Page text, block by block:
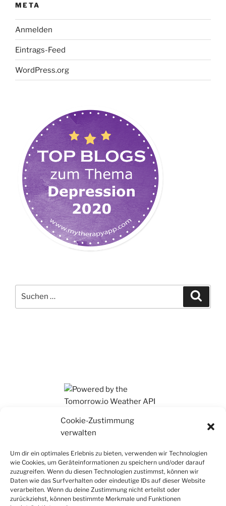
Cookie-Zustimmung
verwalten
Um dir ein optimales Erlebnis zu bieten, verwenden wir Technologien
wie Cookies, um Geräteinformationen zu speichern und/oder darauf
zuzugreifen. Wenn du diesen Technologien zustimmst, können wir
Daten wie das Surfverhalten oder eindeutige IDs auf dieser Website
verarbeiten. Wenn du deine Zustimmung nicht erteilst oder
zurückziehst, können bestimmte Merkmale und Funktionen
META
Anmelden
Eintrags-Feed
WordPress.org
nach: